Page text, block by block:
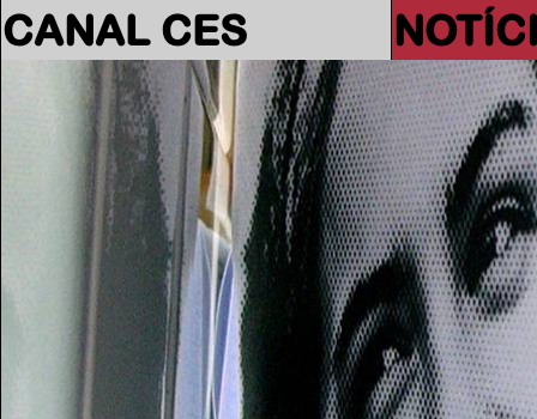
CANAL CES